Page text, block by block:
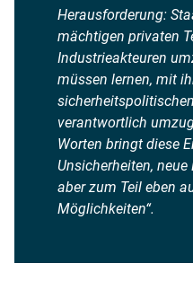
Herausforderung:
mächtigen privaten
Industrieakteuren
müssen lernen, mit
verantwortlich
Worten bringt diese
Unsicherheiten,
aber zum Teil eben
Möglichkeiten“.